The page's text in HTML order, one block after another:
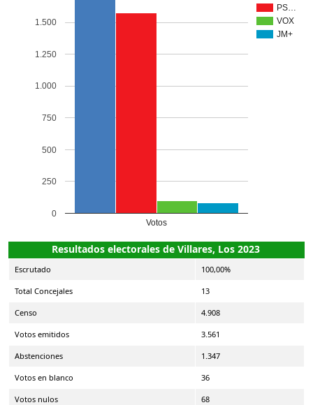
PS…
VOX
JM+
Votos
0
250
500
750
1.000
1.250
1.500
Resultados electorales de Villares, Los 2023
Escrutado 100,00%
Total Concejales 13
Censo 4.908
Votos emitidos 3.561
Abstenciones 1.347
Votos en blanco 36
Votos nulos 68